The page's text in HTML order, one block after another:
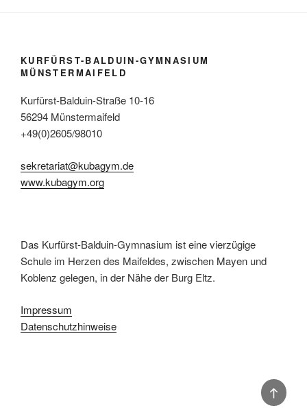
Back
KURFÜRST-BALDUIN-GYMNASIUM
MÜNSTERMAIFELD
Kurfürst-Balduin-Straße 10-16
56294 Münstermaifeld
+49(0)2605/98010
sekretariat@kubagym.de
www.kubagym.org
Das Kurfürst-Balduin-Gymnasium ist eine vierzügige
Schule im Herzen des Maifeldes, zwischen Mayen und
Koblenz gelegen, in der Nähe der Burg Eltz.
Impressum
Datenschutzhinweise